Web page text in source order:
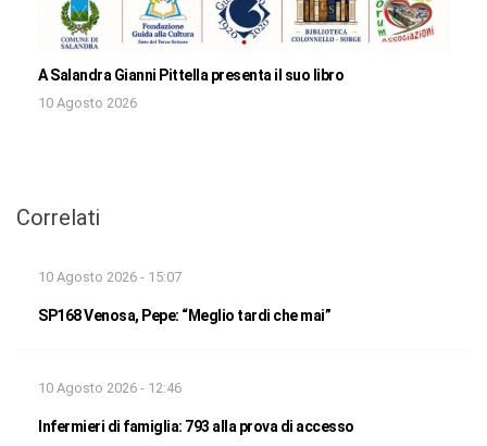
A Salandra Gianni Pittella presenta il suo libro
10 Agosto 2026
Correlati
10 Agosto 2026 - 15:07
SP168 Venosa, Pepe: “Meglio tardi che mai”
10 Agosto 2026 - 12:46
Infermieri di famiglia: 793 alla prova di accesso